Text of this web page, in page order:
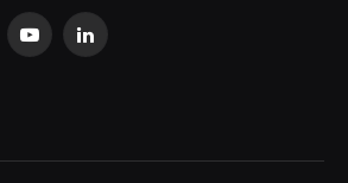
YouTubeLinkedIn